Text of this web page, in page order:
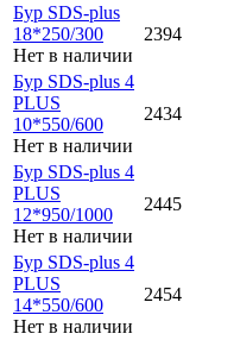
Бур SDS-plus
18*250/300
Нет в наличии
2394
Бур SDS-plus 4
PLUS
10*550/600
Нет в наличии
2434
Бур SDS-plus 4
PLUS
12*950/1000
Нет в наличии
2445
Бур SDS-plus 4
PLUS
14*550/600
Нет в наличии
2454